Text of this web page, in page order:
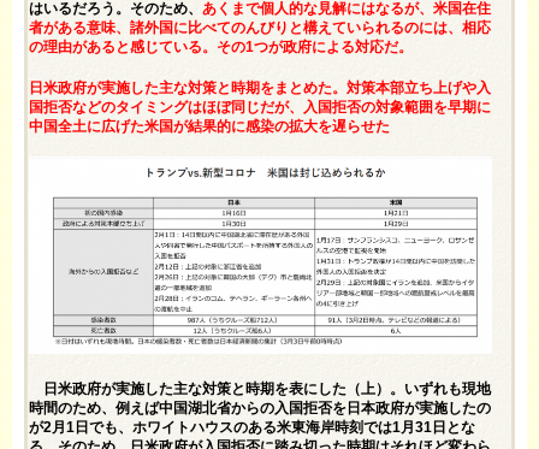
はいるだろう。そのため、 あくまで個人的な見解にはなるが、米国在住
者がある意味、諸外国に比べてのんびりと構えていられるのには、相応
の理由があると感じている。その1つが政府による対応だ。
日米政府が実施した主な対策と時期をまとめた。対策本部立ち上げや入
国拒否などのタイミングはほぼ同じだが、入国拒否の対象範囲を早期に
中国全土に広げた米国が結果的に感染の拡大を遅らせた
日米政府が実施した主な対策と時期を表にした（上）。いずれも現地
時間のため、例えば中国湖北省からの入国拒否を日本政府が実施したの
が2月1日でも、ホワイトハウスのある米東海岸時刻では1月31日とな